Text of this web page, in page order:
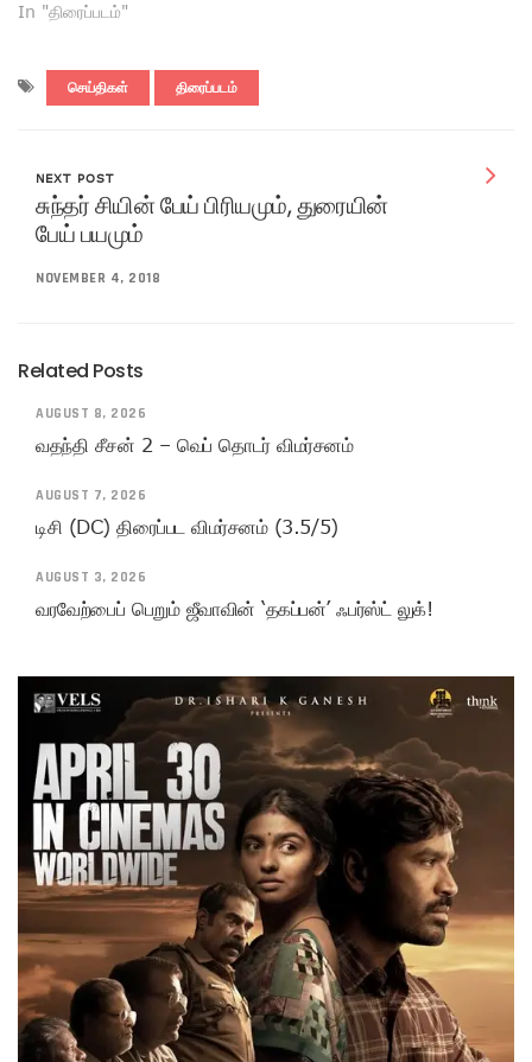
In "திரைப்படம்"
செய்திகள் திரைப்படம்
NEXT POST
சுந்தர் சியின் பேய் பிரியமும், துரையின்
பேய் பயமும்
NOVEMBER 4, 2018
Related Posts
AUGUST 8, 2026
வதந்தி சீசன் 2 – வெப் தொடர் விமர்சனம்
AUGUST 7, 2026
டிசி (DC) திரைப்பட விமர்சனம் (3.5/5)
AUGUST 3, 2026
வரவேற்பைப் பெறும் ஜீவாவின் ‘தகப்பன்’ ஃபர்ஸ்ட் லுக்!